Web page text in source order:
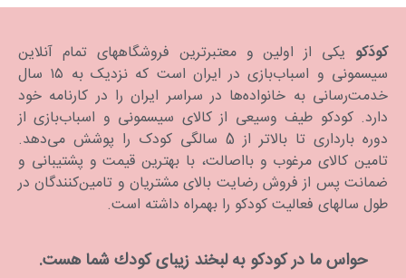
کودَکو یکی از اولین و معتبرترین فروشگاههای تمام آنلاین
سیسمونی و اسباب‌بازی در ایران است که نزدیک به ۱۵ سال
خدمت‌رسانی به خانواده‌ها در سراسر ایران را در کارنامه خود
دارد. كودكو طیف وسیعی از کالای سیسمونی و اسباب‌بازی از
دوره بارداری تا بالاتر از 5 سالگی کودک را پوشش می‌دهد.
تامین کالای مرغوب و بااصالت، با بهترین قیمت و پشتیبانی و
ضمانت پس از فروش رضایت بالای مشتریان و تامین‌کنندگان در
طول سالهای فعالیت کودکو را بهمراه داشته است.
حواس ما در كودكو به لبخند زیبای كودك شما هست.